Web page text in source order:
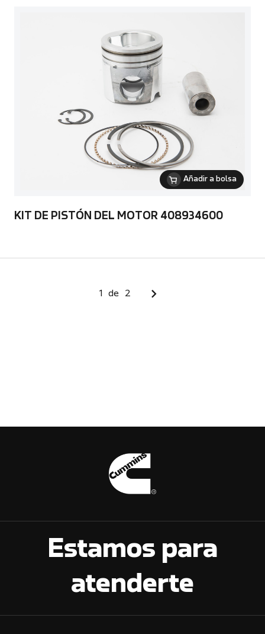
Añadir a bolsa
KIT DE PISTÓN DEL MOTOR 408934600
1 de 2
Estamos para
atenderte